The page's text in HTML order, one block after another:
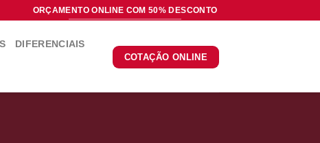
ORÇAMENTO ONLINE COM 50% DESCONTO
DIFERENCIAIS
COTAÇÃO ONLINE